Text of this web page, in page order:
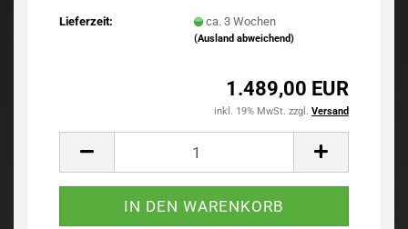
Lieferzeit: ca. 3 Wochen
(Ausland abweichend)
1.489,00 EUR
inkl. 19% MwSt. zzgl. Versand